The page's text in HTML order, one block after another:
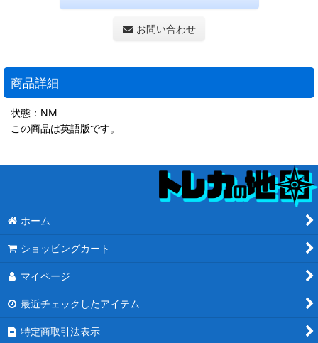
お問い合わせ
商品詳細
状態：NM
この商品は英語版です。
ホーム
ショッピングカート
マイページ
最近チェックしたアイテム
特定商取引法表示